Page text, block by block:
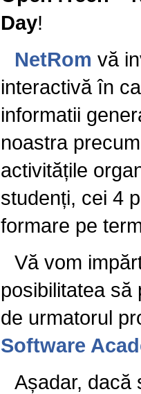
Day!
NetRom vă
interactivă în
informatii
noastra
activitățile
studenți, cei 4
formare pe
Vă vom
posibilitatea să
de urmatorul
Software
Așadar, dacă